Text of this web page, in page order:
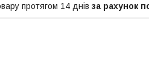
протягом 14 днів за рахунок